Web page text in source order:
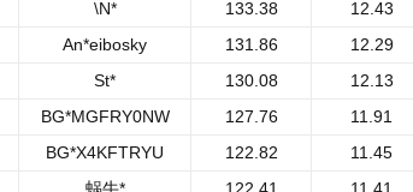
\N* 133.38
12.43
An*eibosky 131.86
12.29
St* 130.08
12.13
BG*MGFRY0NW 127.76
11.91
BG*X4KFTRYU 122.82
11.45